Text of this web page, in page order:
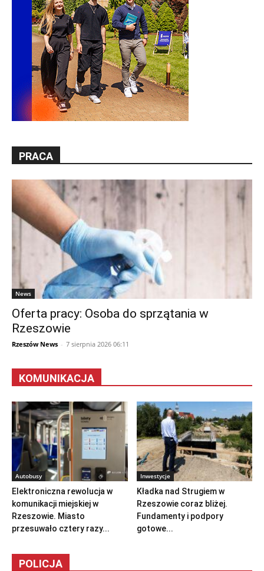
PRACA
News
Oferta pracy: Osoba do sprzątania w
Rzeszowie
Rzeszów News - 7 sierpnia 2026 06:11
KOMUNIKACJA
Autobusy
Elektroniczna rewolucja w
komunikacji miejskiej w
Rzeszowie. Miasto
przesuwało cztery razy...
Inwestycje
Kładka nad Strugiem w
Rzeszowie coraz bliżej.
Fundamenty i podpory
gotowe...
POLICJA